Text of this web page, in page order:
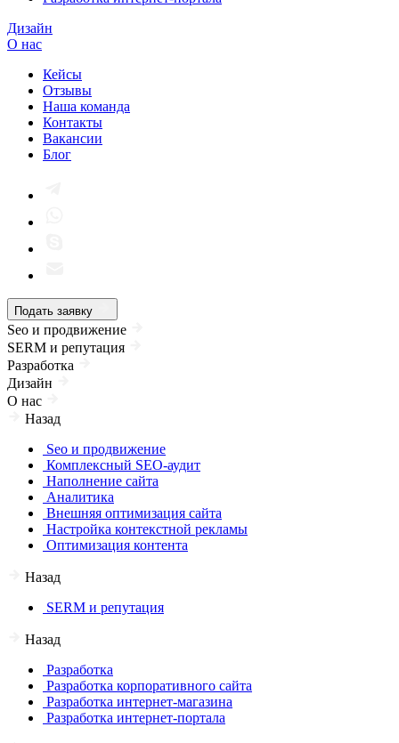
Дизайн
О нас
Кейсы
Отзывы
Наша команда
Контакты
Вакансии
Блог
Подать заявку
Seo и продвижение
SERM и репутация
Разработка
Дизайн
О нас
Назад
Seo и продвижение
Комплексный SEO-аудит
Наполнение сайта
Аналитика
Внешняя оптимизация сайта
Настройка контекстной рекламы
Оптимизация контента
Назад
SERM и репутация
Назад
Разработка
Разработка корпоративного сайта
Разработка интернет-магазина
Разработка интернет-портала